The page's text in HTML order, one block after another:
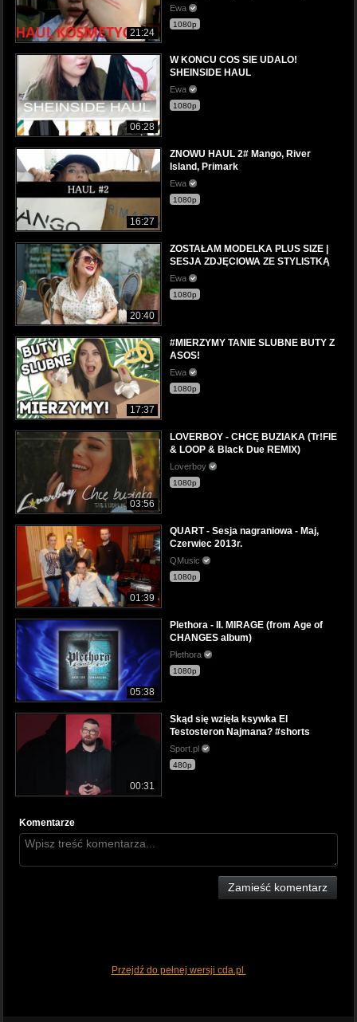
21:24
Ewa
1080p
06:28
W KONCU COS SIE UDALO!
SHEINSIDE HAUL
Ewa
1080p
16:27
ZNOWU HAUL 2# Mango, River
Island, Primark
Ewa
1080p
20:40
ZOSTAŁAM MODELKA PLUS SIZE |
SESJA ZDJĘCIOWA ZE STYLISTKĄ
Ewa
1080p
17:37
#MIERZYMY TANIE SLUBNE BUTY Z
ASOS!
Ewa
1080p
03:56
LOVERBOY - CHCĘ BUZIAKA (Tr!FlE
& LOOP & Black Due REMIX)
Loverboy
1080p
01:39
QUART - Sesja nagraniowa - Maj,
Czerwiec 2013r.
QMusic
1080p
05:38
Plethora - II. MIRAGE (from Age of
CHANGES album)
Plethora
1080p
00:31
Skąd się wzięła ksywka El
Testosteron Najmana? #shorts
Sport.pl
480p
Komentarze
Zamieść komentarz
Przejdź do pełnej wersji cda.pl